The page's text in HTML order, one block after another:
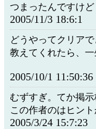
つまったんですけど
2005/11/3 18:6:1
どうやってクリアで
教えてくれたら、一
2005/10/1 11:50:36
むずすぎ。てか掲
この作者のはヒン
2005/3/24 15:7:23